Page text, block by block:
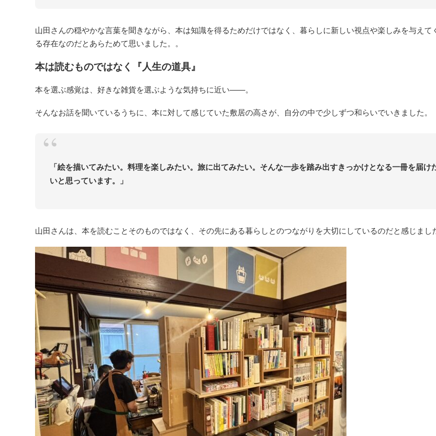
山田さんの穏やかな言葉を聞きながら、本は知識を得るためだけではなく、暮らしに新しい視点や楽しみを与えて
る存在なのだとあらためて思いました。。
本は読むものではなく『人生の道具』
本を選ぶ感覚は、好きな雑貨を選ぶような気持ちに近い——。
そんなお話を聞いているうちに、本に対して感じていた敷居の高さが、自分の中で少しずつ和らいでいきました。
「絵を描いてみたい。料理を楽しみたい。旅に出てみたい。そんな一歩を踏み出すきっかけとなる一冊を届け
いと思っています。」
山田さんは、本を読むことそのものではなく、その先にある暮らしとのつながりを大切にしているのだと感じまし